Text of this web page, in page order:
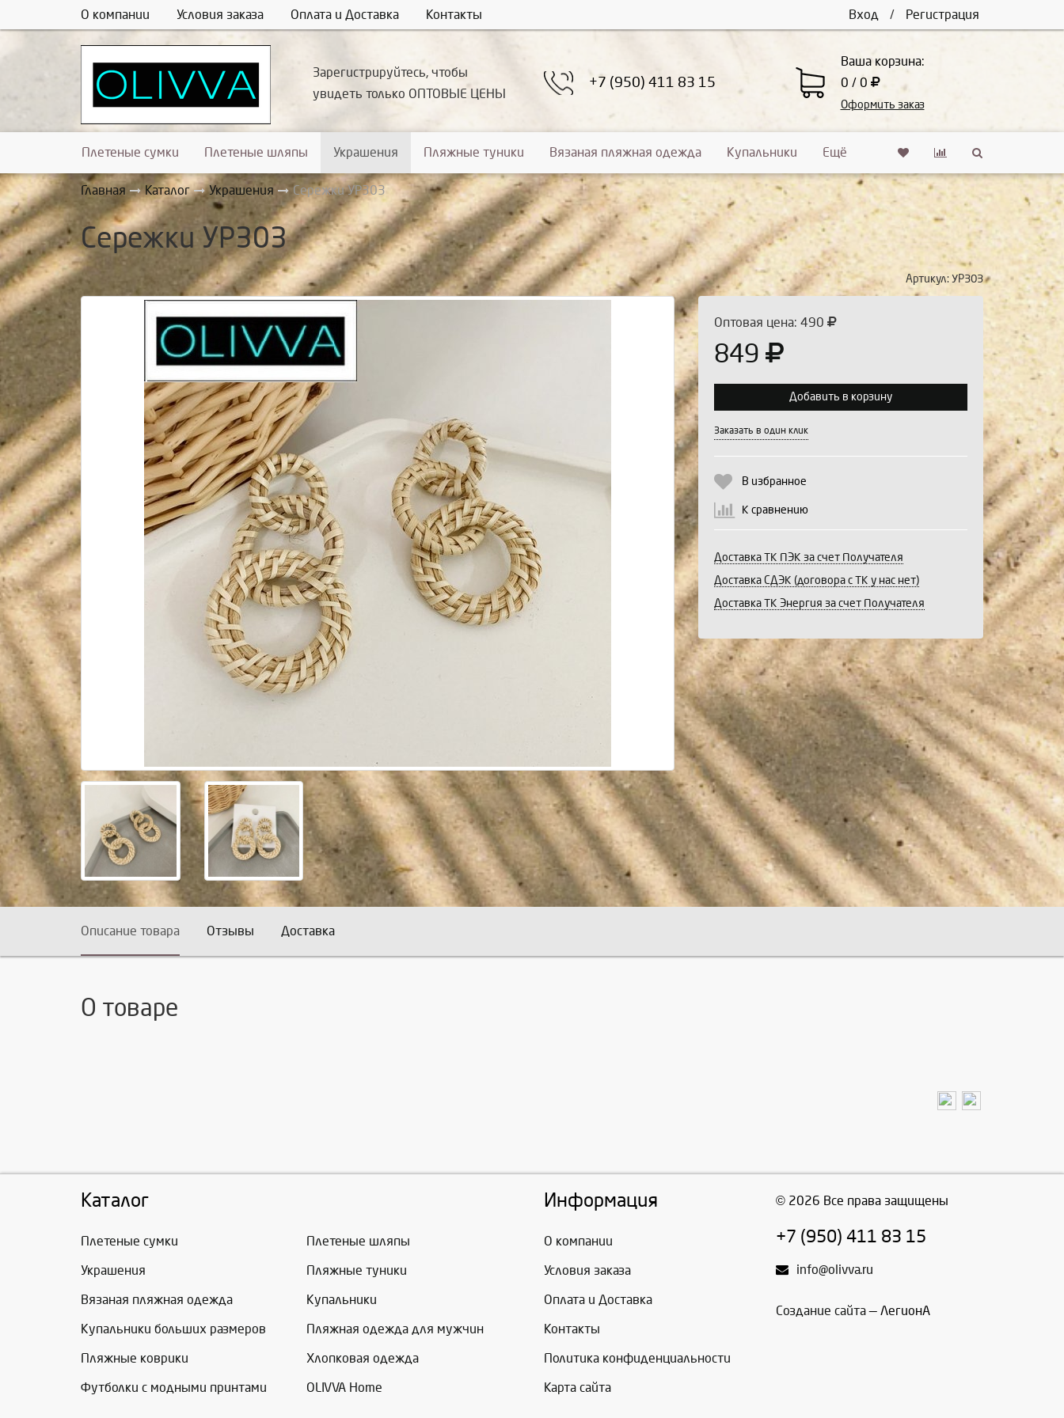
О компании Условия заказа Оплата и Доставка Контакты Вход / Регистрация
Зарегистрируйтесь, чтобы
увидеть только ОПТОВЫЕ ЦЕНЫ
+7 (950) 411 83 15
Ваша корзина:
0 / 0
Оформить заказ
Плетеные сумки Плетеные шляпы Украшения Пляжные туники Вязаная пляжная одежда Купальники Ещё
Главная Каталог Украшения Сережки УР303
Сережки УР303
Артикул: УР303
Оптовая цена: 490
849
Выберите количество:
Добавить в корзину
Заказать в один клик
В избранное
К сравнению
Доставка ТК ПЭК за счет Получателя
Доставка СДЭК (договора с ТК у нас нет)
Доставка ТК Энергия за счет Получателя
Описание товара Отзывы Доставка
О товаре
Каталог
Плетеные сумки Плетеные шляпы
Украшения Пляжные туники
Вязаная пляжная одежда Купальники
Купальники больших размеров Пляжная одежда для мужчин
Пляжные коврики Хлопковая одежда
Футболки с модными принтами OLIVVA Home
Информация
О компании
Условия заказа
Оплата и Доставка
Контакты
Политика конфиденциальности
Карта сайта
© 2026 Все права защищены
+7 (950) 411 83 15
info@olivva.ru
Создание сайта— ЛегионА